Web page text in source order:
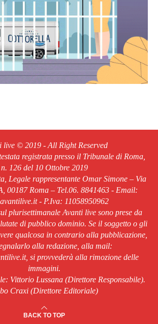
live © 2019 - All Right Reserved
registrata presso il Tribunale di Roma,
n. 126 del 10 Ottobre 2019
Legale rappresentante Omar Simone – Via
00187 Roma – Tel.06. 8841463 - Email:
- P.Iva: 11058950962
plurisettimanale Avanti live sono prese da
di pubblico dominio. Se il soggetto o gli
qualcosa in contrario alla pubblicazione,
alla redazione, alla mail:
si provvederà alla rimozione delle
immagini.
Vittorio Lussana (Direttore Responsabile).
Craxi (Direttore Editoriale)
BACK TO TOP